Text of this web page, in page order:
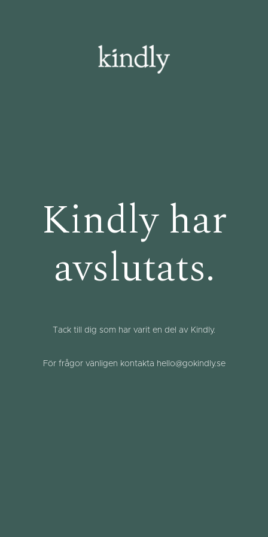
Kindly har
avslutats.
Tack till dig som har varit en del av Kindly.
För frågor vänligen kontakta hello@gokindly.se